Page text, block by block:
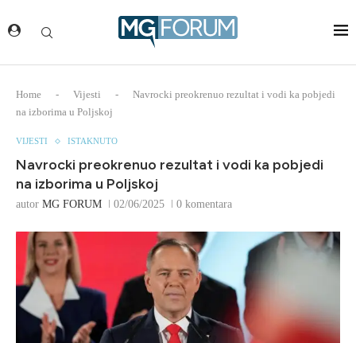
Home - Vijesti -
Navrocki preokrenuo rezultat i vodi ka pobjedi
na izborima u Poljskoj
VIJESTI ISTAKNUTO
Navrocki preokrenuo rezultat i vodi ka pobjedi
na izborima u Poljskoj
autor MG FORUM 02/06/2025 0 komentara